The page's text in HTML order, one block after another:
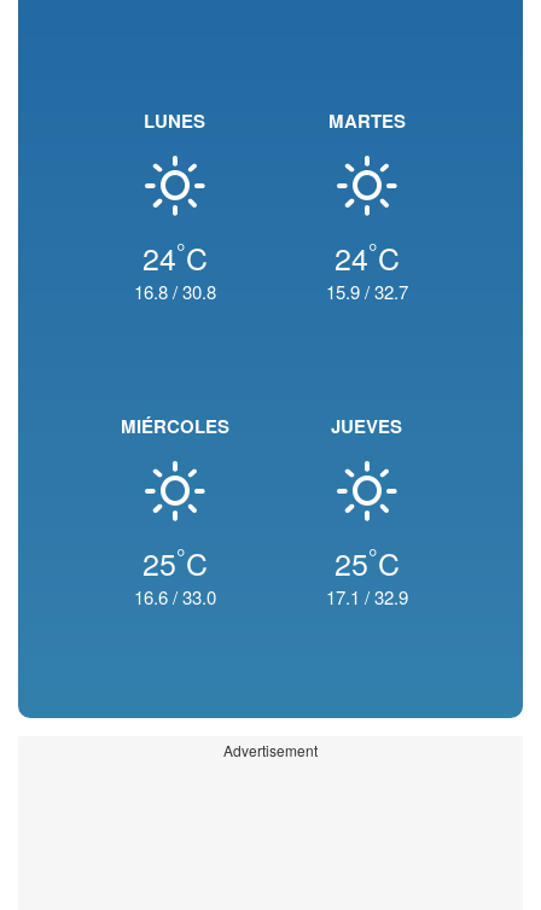
LUNES
24°C
16.8/30.8
MARTES
24°C
15.9/32.7
MIÉRCOLES
25°C
16.6/33.0
JUEVES
25°C
17.1 /32.9
Advertisement